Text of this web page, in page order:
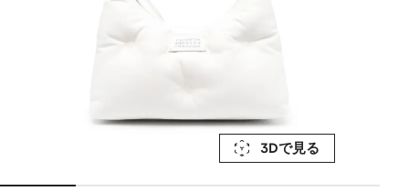
3Dで見る